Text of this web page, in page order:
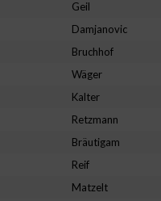
Geil
Damjanovic
Bruchhof
Wäger
Kalter
Retzmann
Bräutigam
Reif
Matzelt